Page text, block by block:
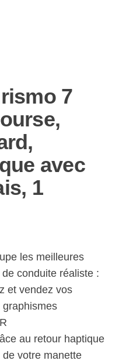
7
avec
1
les meilleures
conduite réaliste :
et vendez vos
au retour haptique
votre manette